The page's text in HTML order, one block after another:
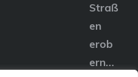
Straß
en
erob
ern…